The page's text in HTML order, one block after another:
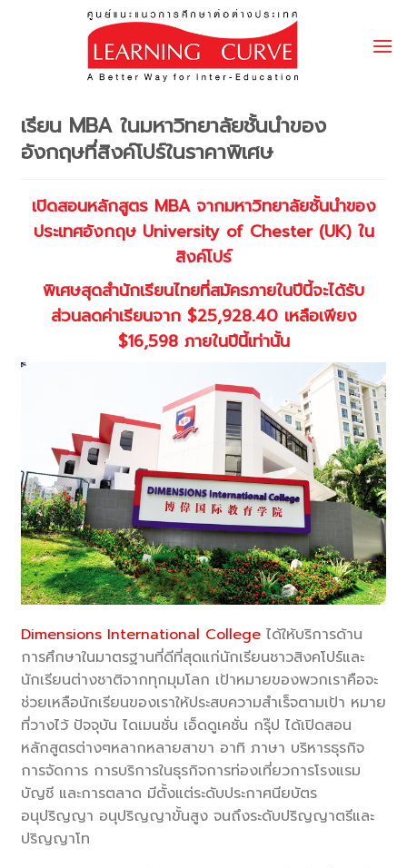
เรียน MBA ในมหาวิทยาลัยชั้นนำของ
อังกฤษที่สิงค์โปร์ในราคาพิเศษ
เปิดสอนหลักสูตร MBA จากมหาวิทยาลัยชั้นนำของ
ประเทศอังกฤษ University of Chester (UK) ใน
สิงค์โปร์
พิเศษสุดสำนักเรียนไทยที่สมัครภายในปีนี้จะได้รับ
ส่วนลดค่าเรียนจาก $25,928.40 เหลือเพียง
$16,598 ภายในปีนี้เท่านั้น
Dimensions International College ได้ให้บริการด้าน
การศึกษาในมาตรฐานที่ดีที่สุดแก่นักเรียนชาวสิงคโปร์และ
นักเรียนต่างชาติจากทุกมุมโลก เป้าหมายของพวกเราคือจะ
ช่วยเหลือนักเรียนของเราให้ประสบความสำเร็จตามเป้า หมาย
ที่วางไว้ ปัจจุบัน ไดเมนชั่น เอ็ดดูเคชั่น กรุ๊ป ได้เปิดสอน
หลักสูตรต่างๆหลากหลายสาขา อาทิ ภาษา บริหารธุรกิจ
การจัดการ การบริการในธุรกิจการท่องเที่ยวการโรงแรม
บัญชี และการตลาด มีตั้งแต่ระดับประกาศนียบัตร
อนุปริญญา อนุปริญญาขั้นสูง จนถึงระดับปริญญาตรีและ
ปริญญาโท